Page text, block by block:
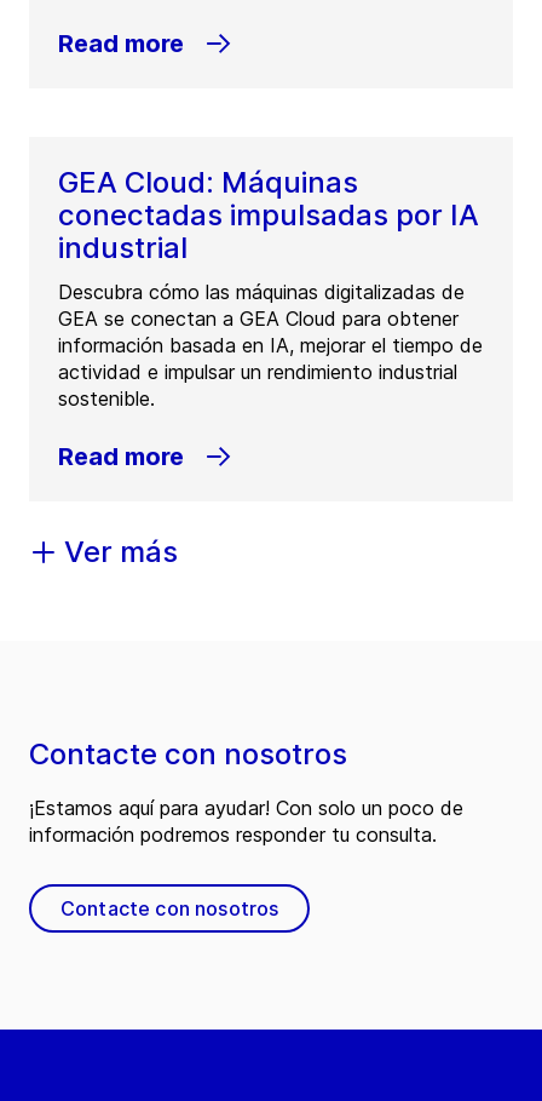
Read more
GEA Cloud: Máquinas
conectadas impulsadas por IA
industrial
Descubra cómo las máquinas digitalizadas de
GEA se conectan a GEA Cloud para obtener
información basada en IA, mejorar el tiempo de
actividad e impulsar un rendimiento industrial
sostenible.
Read more
Ver más
Contacte con nosotros
¡Estamos aquí para ayudar! Con solo un poco de
información podremos responder tu consulta.
Contacte con nosotros